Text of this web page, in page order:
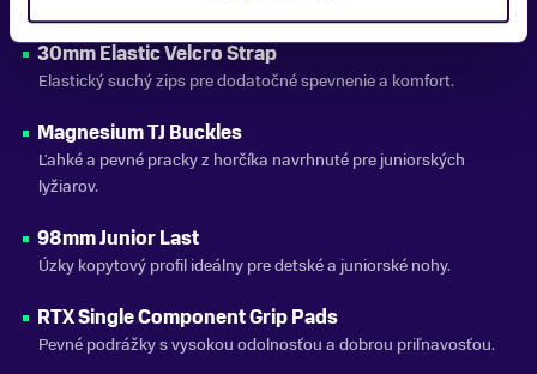
30mm Elastic Velcro Strap
Elastický suchý zips pre dodatočné spevnenie a komfort.
Magnesium TJ Buckles
Ľahké a pevné pracky z horčíka navrhnuté pre juniorských
lyžiarov.
98mm Junior Last
Úzky kopytový profil ideálny pre detské a juniorské nohy.
RTX Single Component Grip Pads
Pevné podrážky s vysokou odolnosťou a dobrou priľnavosťou.